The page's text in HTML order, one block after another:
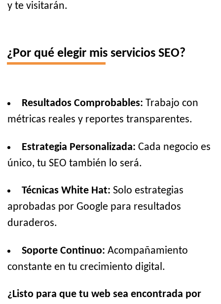
y te visitarán.
¿Por qué elegir mis servicios SEO?
Resultados Comprobables: Trabajo con
métricas reales y reportes transparentes.
Estrategia Personalizada: Cada negocio es
único, tu SEO también lo será.
Técnicas White Hat: Solo estrategias
aprobadas por Google para resultados
duraderos.
Soporte Continuo: Acompañamiento
constante en tu crecimiento digital.
¿Listo para que tu web sea encontrada por